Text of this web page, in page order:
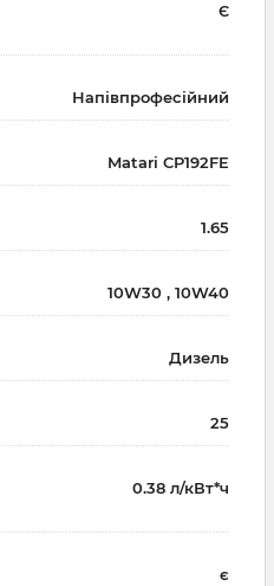
Є
Напівпрофесійний
Matari CP192FE
1.65
10W30 , 10W40
Дизель
25
0.38 л/кВт*ч
є